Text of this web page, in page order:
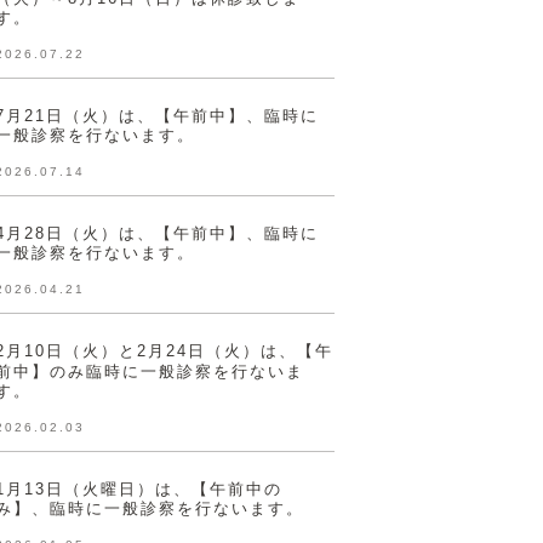
。
月21日（火）は、【午前中】、臨時に
般診察を行ないます。
月28日（火）は、【午前中】、臨時に
般診察を行ないます。
月10日（火）と2月24日（火）は、【午
中】のみ臨時に一般診察を行ないま
。
月13日（火曜日）は、【午前中の
】、臨時に一般診察を行ないます。